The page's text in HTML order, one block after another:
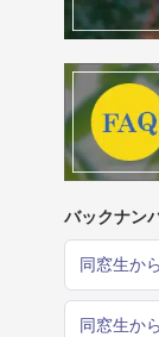
バックナン
同窓生か
同窓生か